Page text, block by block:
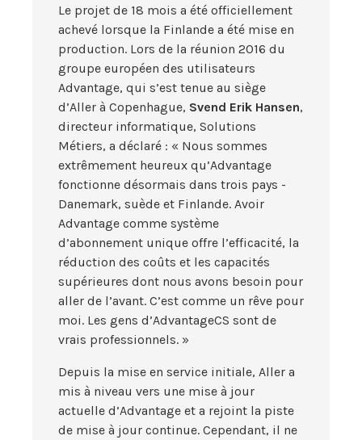
Le projet de 18 mois a été officiellement
achevé lorsque la Finlande a été mise en
production. Lors de la réunion 2016 du
groupe européen des utilisateurs
Advantage, qui s’est tenue au siège
d’Aller à Copenhague, Svend Erik Hansen,
directeur informatique, Solutions
Métiers, a déclaré : « Nous sommes
extrêmement heureux qu’Advantage
fonctionne désormais dans trois pays -
Danemark, suède et Finlande. Avoir
Advantage comme système
d’abonnement unique offre l’efficacité, la
réduction des coûts et les capacités
supérieures dont nous avons besoin pour
aller de l’avant. C’est comme un rêve pour
moi. Les gens d’AdvantageCS sont de
vrais professionnels. »
Depuis la mise en service initiale, Aller a
mis à niveau vers une mise à jour
actuelle d’Advantage et a rejoint la piste
de mise à jour continue. Cependant, il ne